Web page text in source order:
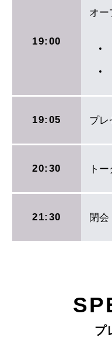
19:00
オー
19:05 プレ
20:30 ト
21:30 閉会
プ